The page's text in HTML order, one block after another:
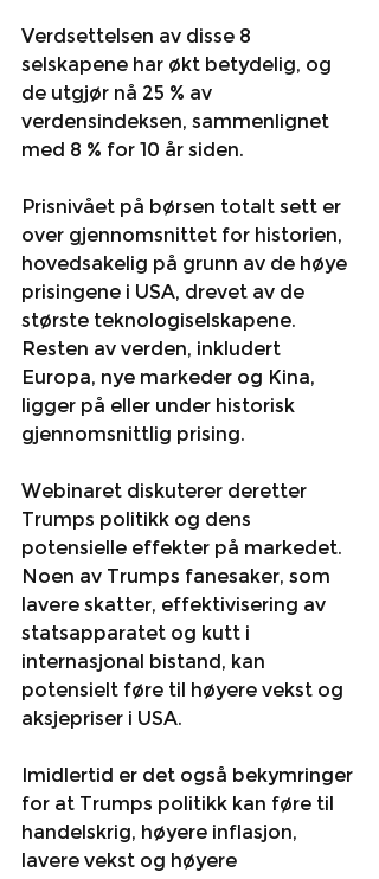
Verdsettelsen av disse 8
selskapene har økt betydelig, og
de utgjør nå 25 % av
verdensindeksen, sammenlignet
med 8 % for 10 år siden.
Prisnivået på børsen totalt sett er
over gjennomsnittet for historien,
hovedsakelig på grunn av de høye
prisingene i USA, drevet av de
største teknologiselskapene.
Resten av verden, inkludert
Europa, nye markeder og Kina,
ligger på eller under historisk
gjennomsnittlig prising.
Webinaret diskuterer deretter
Trumps politikk og dens
potensielle effekter på markedet.
Noen av Trumps fanesaker, som
lavere skatter, effektivisering av
statsapparatet og kutt i
internasjonal bistand, kan
potensielt føre til høyere vekst og
aksjepriser i USA.
Imidlertid er det også bekymringer
for at Trumps politikk kan føre til
handelskrig, høyere inflasjon,
lavere vekst og høyere